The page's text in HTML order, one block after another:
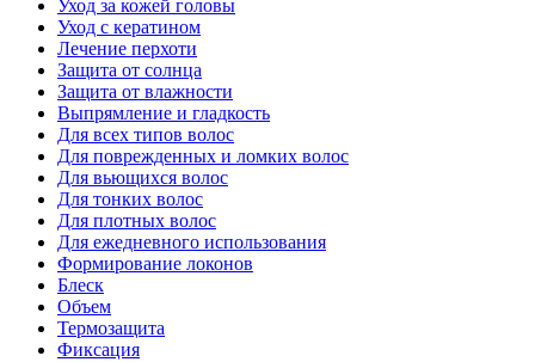
Уход за кожей головы
Уход с кератином
Лечение перхоти
Защита от солнца
Защита от влажности
Выпрямление и гладкость
Для всех типов волос
Для поврежденных и ломких волос
Для вьющихся волос
Для тонких волос
Для плотных волос
Для ежедневного использования
Формирование локонов
Блеск
Объем
Термозащита
Фиксация